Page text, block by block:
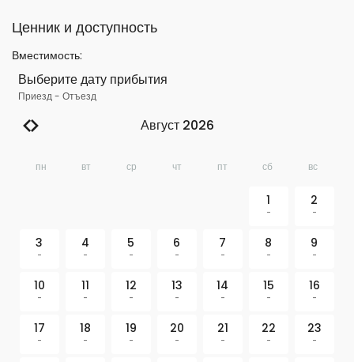
Ценник и доступность
Вместимость:
Выберите дату прибытия
Приезд- Отъезд
Август 2026
пн вт ср чт пт сб вс
1
-
2
-
3
-
4
-
5
-
6
-
7
-
8
-
9
-
10
-
11
-
12
-
13
-
14
-
15
-
16
-
17
-
18
-
19
-
20
-
21
-
22
-
23
-